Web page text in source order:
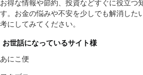
お得な情報や節約、投資などすぐに役立つ
す。お金の悩みや不安を少しでも解消した
考にしてみてください。
お世話になっているサイト様
あにこ便